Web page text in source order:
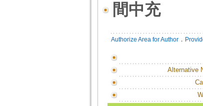
間中充
Authorize Area for Author．
Alternative